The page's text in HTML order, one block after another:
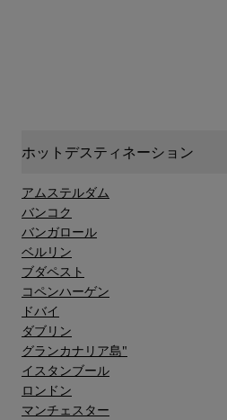
ホットデスティネーション
アムステルダム
バンコク
バンガロール
ベルリン
ブダペスト
コペンハーゲン
ドバイ
ダブリン
グランカナリア島"
イスタンブール
ロンドン
マンチェスター